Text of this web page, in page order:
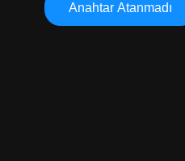
Anahtar Atanmadı